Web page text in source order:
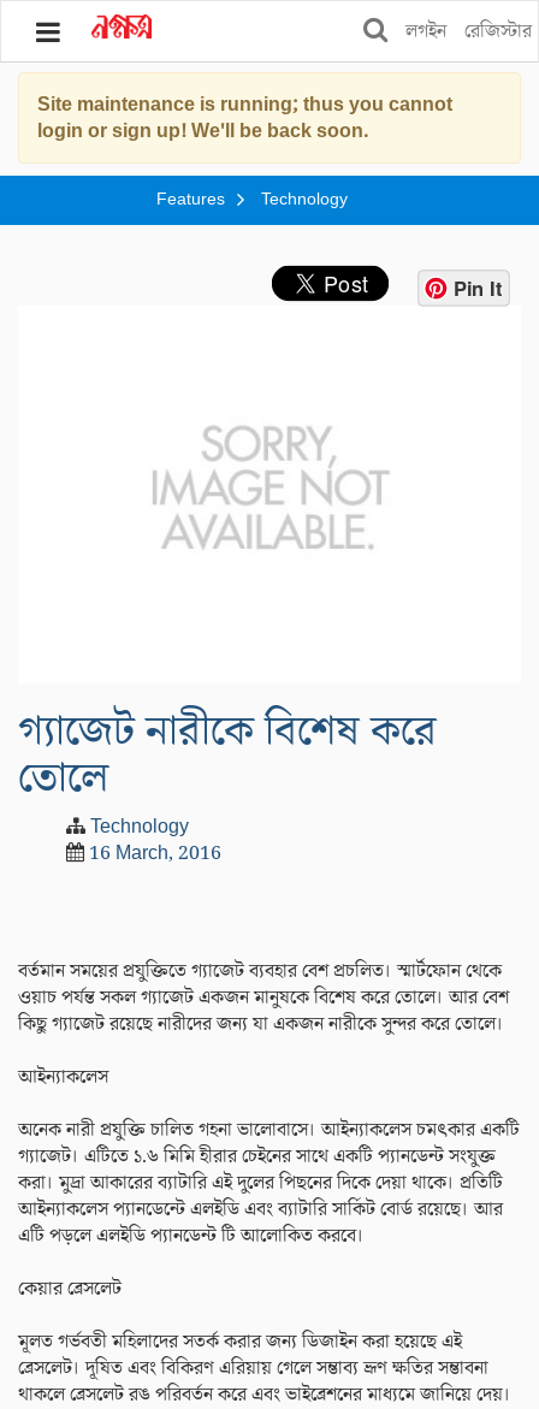
ব্লগ
লগইন রেজিস্টার
Site maintenance is running; thus you cannot
login or sign up! We'll be back soon.
Features Technology
Pin It
গ্যাজেট নারীকে বিশেষ করে
তোলে
Technology
16 March, 2016
বর্তমান সময়ের প্রযুক্তিতে গ্যাজেট ব্যবহার বেশ প্রচলিত। স্মার্টফোন থেকে
ওয়াচ পর্যন্ত সকল গ্যাজেট একজন মানুষকে বিশেষ করে তোলে। আর বেশ
কিছু গ্যাজেট রয়েছে নারীদের জন্য যা একজন নারীকে সুন্দর করে তোলে।
আইন্যাকলেস
অনেক নারী প্রযুক্তি চালিত গহনা ভালোবাসে। আইন্যাকলেস চমৎকার একটি
গ্যাজেট। এটিতে ১.৬ মিমি হীরার চেইনের সাথে একটি প্যানডেন্ট সংযুক্ত
করা। মুদ্রা আকারের ব্যাটারি এই দুলের পিছনের দিকে দেয়া থাকে। প্রতিটি
আইন্যাকলেস প্যানডেন্টে এলইডি এবং ব্যাটারি সার্কিট বোর্ড রয়েছে। আর
এটি পড়লে এলইডি প্যানডেন্ট টি আলোকিত করবে।
কেয়ার ব্রেসলেট
মূলত গর্ভবতী মহিলাদের সতর্ক করার জন্য ডিজাইন করা হয়েছে এই
ব্রেসলেট। দূষিত এবং বিকিরণ এরিয়ায় গেলে সম্ভাব্য ভ্রূণ ক্ষতির সম্ভাবনা
থাকলে ব্রেসলেট রঙ পরিবর্তন করে এবং ভাইব্রেশনের মাধ্যমে জানিয়ে দেয়।